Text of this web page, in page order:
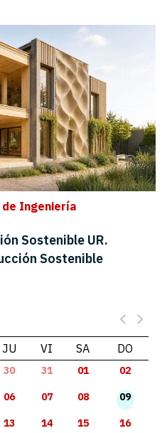
de Ingeniería
Sostenible UR.
Sostenible
JU VI SA DO
30 31 01 02
06 07 08 09
13 14 15 16